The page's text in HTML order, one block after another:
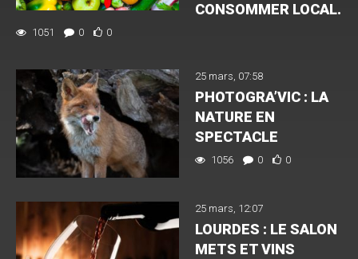
CONSOMMER LOCAL.
1051 0 0
25 mars, 07:58
PHOTOGRA’VIC : LA
NATURE EN
SPECTACLE
1056 0 0
25 mars, 12:07
LOURDES : LE SALON
METS ET VINS